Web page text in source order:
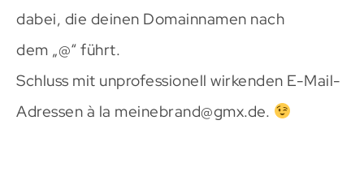
dabei, die deinen Domainnamen nach
dem „@“ führt.
Schluss mit unprofessionell wirkenden E-Mail-
Adressen à la meinebrand@gmx.de.